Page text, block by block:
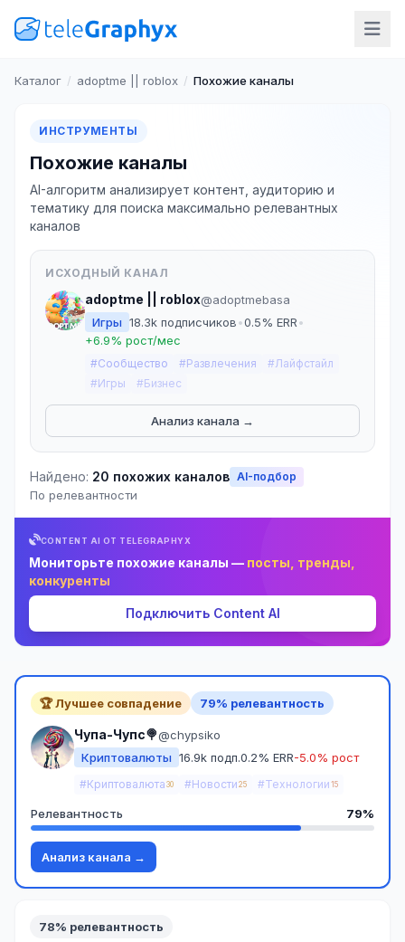
Каталог / adoptme || roblox / Похожие каналы
ИНСТРУМЕНТЫ
Похожие каналы
AI-алгоритм анализирует контент, аудиторию и
тематику для поиска максимально релевантных
каналов
ИСХОДНЫЙ КАНАЛ
adoptme || roblox@adoptmebasa
Игры 18.3k подписчиков•0.5% ERR•
+6.9% рост/мес
#Сообщество #Развлечения
#Лайфстайл
#Игры
#Бизнес
Анализ канала →
Найдено: 20 похожих каналов AI-подбор
По релевантности
CONTENT AI ОТ TELEGRAPHYX
Мониторьте похожие каналы — посты, тренды,
конкуренты
Подключить Content AI
🏆 Лучшее совпадение 79% релевантность
Чупа-Чупс🍭@chypsiko
Криптовалюты 16.9k подп.0.2% ERR-5.0% рост
#Криптовалюта 30 #Новости 25 #Технологии 15
Релевантность 79%
Анализ канала →
78% релевантность